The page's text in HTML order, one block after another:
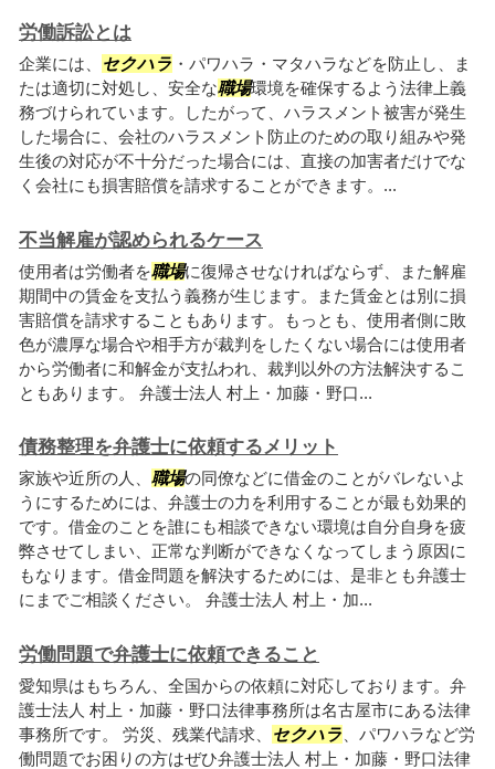
労働訴訟とは
企業には、 セクハラ ・パワハラ・マタハラなどを防止し、ま
たは適切に対処し、安全な職場環境を確保するよう法律上義
務づけられています。したがって、ハラスメント被害が発生
した場合に、会社のハラスメント防止のための取り組みや発
生後の対応が不十分だった場合には、直接の加害者だけでな
く会社にも損害賠償を請求することができます。...
不当解雇が認められるケース
使用者は労働者を職場に復帰させなければならず、また解雇
期間中の賃金を支払う義務が生じます。また賃金とは別に損
害賠償を請求することもあります。もっとも、使用者側に敗
色が濃厚な場合や相手方が裁判をしたくない場合には使用者
から労働者に和解金が支払われ、裁判以外の方法解決するこ
ともあります。 弁護士法人 村上・加藤・野口...
債務整理を弁護士に依頼するメリット
家族や近所の人、 職場の同僚などに借金のことがバレないよ
うにするためには、弁護士の力を利用することが最も効果的
です。借金のことを誰にも相談できない環境は自分自身を疲
弊させてしまい、正常な判断ができなくなってしまう原因に
もなります。借金問題を解決するためには、是非とも弁護士
にまでご相談ください。 弁護士法人 村上・加...
労働問題で弁護士に依頼できること
愛知県はもちろん、全国からの依頼に対応しております。弁
護士法人 村上・加藤・野口法律事務所は名古屋市にある法律
事務所です。 労災、残業代請求、
セクハラ 、パワハラなど労
働問題でお困りの方はぜひ弁護士法人 村上・加藤・野口法律